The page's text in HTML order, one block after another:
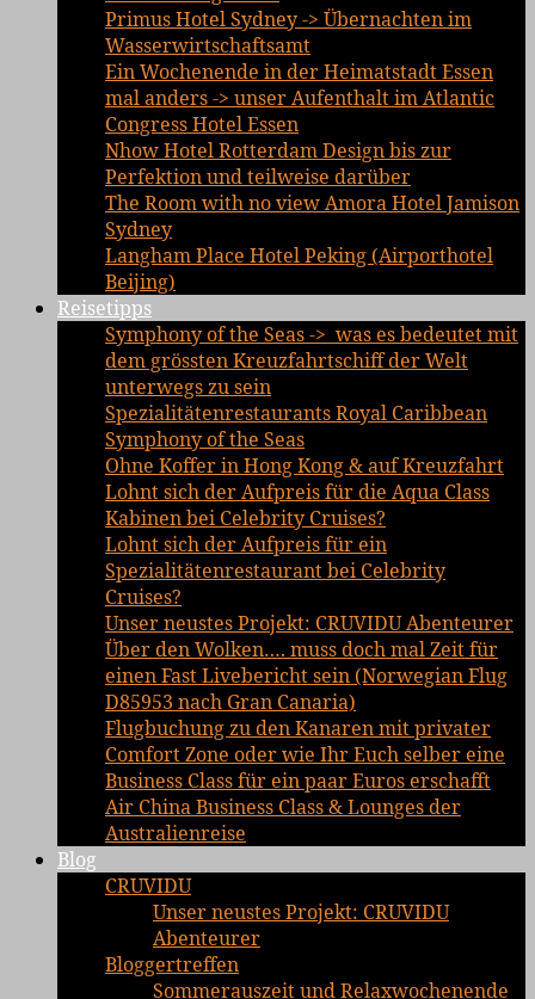
Primus Hotel Sydney -> Übernachten im
Wasserwirtschaftsamt
Ein Wochenende in der Heimatstadt Essen
mal anders -> unser Aufenthalt im Atlantic
Congress Hotel Essen
Nhow Hotel Rotterdam Design bis zur
Perfektion und teilweise darüber
The Room with no view Amora Hotel Jamison
Sydney
Langham Place Hotel Peking (Airporthotel
Beijing)
Reisetipps
Symphony of the Seas -> was es bedeutet mit
dem grössten Kreuzfahrtschiff der Welt
unterwegs zu sein
Spezialitätenrestaurants Royal Caribbean
Symphony of the Seas
Ohne Koffer in Hong Kong & auf Kreuzfahrt
Lohnt sich der Aufpreis für die Aqua Class
Kabinen bei Celebrity Cruises?
Lohnt sich der Aufpreis für ein
Spezialitätenrestaurant bei Celebrity
Cruises?
Unser neustes Projekt: CRUVIDU Abenteurer
Über den Wolken…. muss doch mal Zeit für
einen Fast Livebericht sein (Norwegian Flug
D85953 nach Gran Canaria)
Flugbuchung zu den Kanaren mit privater
Comfort Zone oder wie Ihr Euch selber eine
Business Class für ein paar Euros erschafft
Air China Business Class & Lounges der
Australienreise
Blog
CRUVIDU
Unser neustes Projekt: CRUVIDU
Abenteurer
Bloggertreffen
Sommerauszeit und Relaxwochenende